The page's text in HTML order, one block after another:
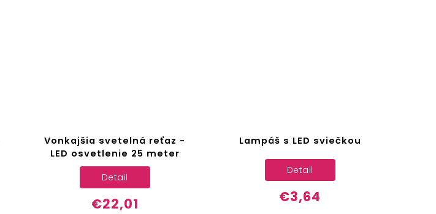
Vonkajšia svetelná reťaz -
LED osvetlenie 25 meter
€22,01
Detail
Lampáš s LED sviečkou
€3,64
Detail